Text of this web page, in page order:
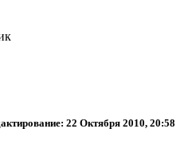
: 22 Октября 2010, 20:58